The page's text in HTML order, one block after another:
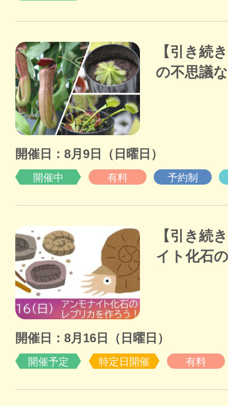
【引き続
の不思議
開催日：8月9日（日曜日）
開催中 有料 予約制
【引き続
イト化石
開催日：8月16日（日曜日）
開催予定 特定日開催 有料